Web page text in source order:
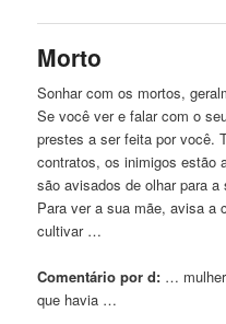
Morto
Sonhar com os mortos,
Se você ver e falar com o
prestes a ser feita por você.
contratos, os inimigos estão
são avisados ​​de olhar para
Para ver a sua mãe, avisa a
cultivar …
Comentário por d: …
que havia …